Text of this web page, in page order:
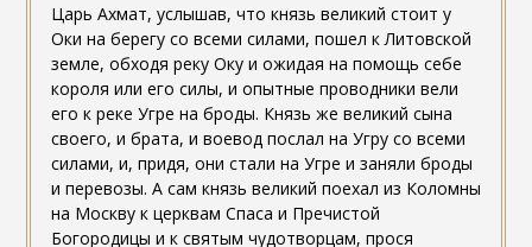
Царь Ахмат, услышав, что князь великий стоит у
Оки на берегу со всеми силами, пошел к Литовской
земле, обходя реку Оку и ожидая на помощь себе
короля или его силы, и опытные проводники вели
его к реке Угре на броды. Князь же великий сына
своего, и брата, и воевод послал на Угру со всеми
силами, и, придя, они стали на Угре и заняли броды
и перевозы. А сам князь великий поехал из Коломны
на Москву к церквам Спаса и Пречистой
Богородицы и к святым чудотворцам, прося